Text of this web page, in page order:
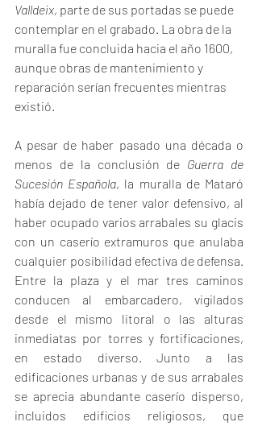
Valldeix, parte de sus portadas se puede
contemplar en el grabado. La obra de la
muralla fue concluida hacia el año 1600,
aunque obras de mantenimiento y
reparación serían frecuentes mientras
existió.
A pesar de haber pasado una década o
menos de la conclusión de Guerra de
Sucesión Española, la muralla de Mataró
había dejado de tener valor defensivo, al
haber ocupado varios arrabales su glacis
con un caserío extramuros que anulaba
cualquier posibilidad efectiva de defensa.
Entre la plaza y el mar tres caminos
conducen al embarcadero, vigilados
desde el mismo litoral o las alturas
inmediatas por torres y fortificaciones,
en estado diverso. Junto a las
edificaciones urbanas y de sus arrabales
se aprecia abundante caserío disperso,
incluidos edificios religiosos, que